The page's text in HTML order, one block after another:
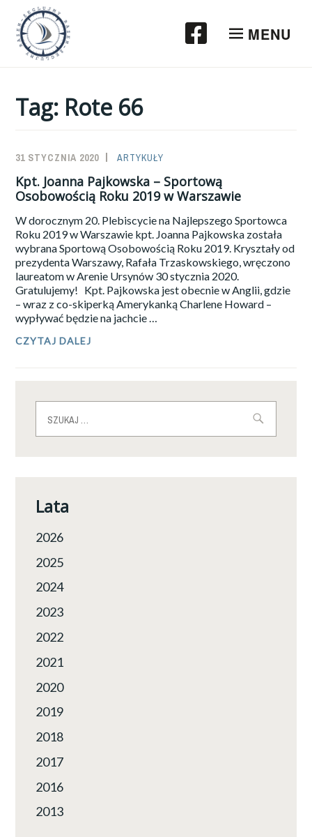
Przeskocz
treści
MENU
Tag: Rote 66
31 STYCZNIA 2020
SAILOR-
ADMIN
ARTYKUŁY
Kpt. Joanna Pajkowska – Sportową
Osobowością Roku 2019 w Warszawie
W dorocznym 20. Plebiscycie na Najlepszego Sportowca
Roku 2019 w Warszawie kpt. Joanna Pajkowska została
wybrana Sportową Osobowością Roku 2019. Kryształy od
prezydenta Warszawy, Rafała Trzaskowskiego, wręczono
laureatom w Arenie Ursynów 30 stycznia 2020.
Gratulujemy! Kpt. Pajkowska jest obecnie w Anglii, gdzie
– wraz z co-skiperką Amerykanką Charlene Howard –
wypływać będzie na jachcie …
CZYTAJ DALEJ
OSOBOWOŚCIĄ
W
Lata
2026
2025
2024
2023
2022
2021
2020
2019
2018
2017
2016
2013